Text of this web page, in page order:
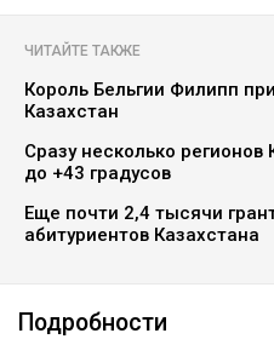
ЧИТАЙТЕ ТАКЖЕ
Король Бельгии Филипп
Казахстан
Сразу несколько
до +43 градусов
Еще почти 2,4 тысячи
абитуриентов Казахстана
Подробности